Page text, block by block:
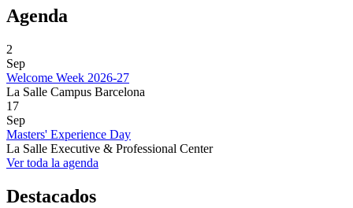
Agenda
2
Sep
Welcome Week 2026-27
La Salle Campus Barcelona
17
Sep
Masters' Experience Day
La Salle Executive & Professional Center
Ver toda la agenda
Destacados